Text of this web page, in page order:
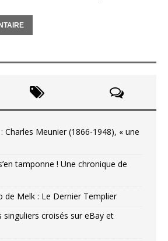
Charles Meunier (1866-1948), « une
tamponne ! Une chronique de
de Melk : Le Dernier Templier
croisés sur eBay et